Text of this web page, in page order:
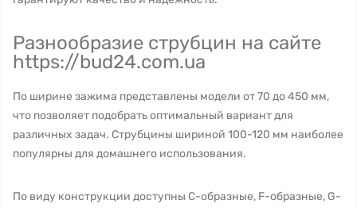
Разнообразие струбцин на сайте
https://bud24.com.ua
По ширине зажима представлены модели от 70 до 450 мм,
что позволяет подобрать оптимальный вариант для
различных задач. Струбцины шириной 100-120 мм наиболее
популярны для домашнего использования.
По виду конструкции доступны С-образные, F-образные, G-